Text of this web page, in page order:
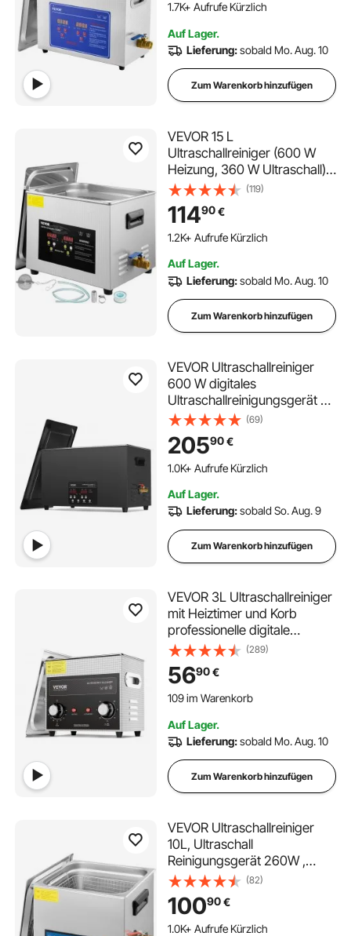
und Zähne
1.7K+ Aufrufe Kürzlich
Auf Lager.
Lieferung:sobald Mo. Aug. 10
Zum Warenkorb hinzufügen
VEVOR 15 L
Ultraschallreiniger (600 W
Heizung, 360 W Ultraschall)
Professioneller digitaler
Labor-Ultraschall-
Teilereiniger mit
Heizungstimer für die
Glaszahninstrumenten
(119)
11490€
1.2K+ Aufrufe Kürzlich
Auf Lager.
Lieferung:sobald Mo. Aug. 10
Zum Warenkorb hinzufügen
VEVOR Ultraschallreiniger
600 W digitales
Ultraschallreinigungsgerät 30
L mit verbesserter
Entgasung & Schonmodus,
40 kHz industrieller
Ultraschallreiniger mit Timer
Schmuckwerkzeuge
(69)
20590€
1.0K+ Aufrufe Kürzlich
Auf Lager.
Lieferung:sobald So. Aug. 9
Zum Warenkorb hinzufügen
VEVOR 3L Ultraschallreiniger
mit Heiztimer und Korb
professionelle digitale
Schallkavitationsmaschine,
120 W Reinigungsmaschine
für Uhreninstrumente Brillen
Münzen Metallteile
(289)
5690€
109 im Warenkorb
1.2K+ Aufrufe Kürzlich
1.2K+ Aufrufe Kürzlich
Auf Lager.
Lieferung:sobald Mo. Aug. 10
Zum Warenkorb hinzufügen
VEVOR Ultraschallreiniger
10L, Ultraschall
Reinigungsgerät 260W ,
Zweifrequenz-
Ultraschallreiniger,
Schmuckreiniger Ultraschall
Ultraschallreiniger
(82)
10090€
1.0K+ Aufrufe Kürzlich